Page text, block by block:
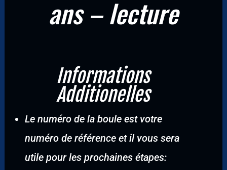
ans – lecture
Informations
Additionelles
Le numéro de la boule est votre
numéro de référence et il vous sera
utile pour les prochaines étapes: